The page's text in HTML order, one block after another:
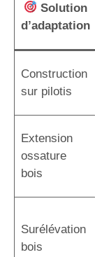
Solution
d’adaptation
Construction
sur pilotis
Extension
ossature
bois
Surélévation
bois